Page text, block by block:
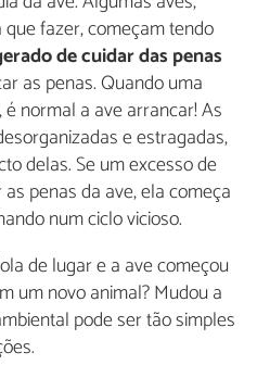
fazer, começam tendo
de cuidar das penas
as penas. Quando uma
normal a ave arrancar! As
e estragadas,
delas. Se um excesso de
penas da ave, ela começa
num ciclo vicioso.
de lugar e a ave começou
um novo animal? Mudou a
pode ser tão simples